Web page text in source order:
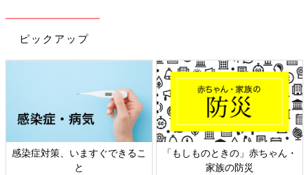
ピックアップ
感染症対策、いますぐできるこ
と
「もしものときの」赤ちゃん・
家族の防災